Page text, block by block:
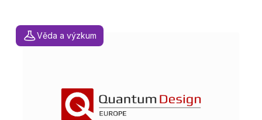
Věda a výzkum